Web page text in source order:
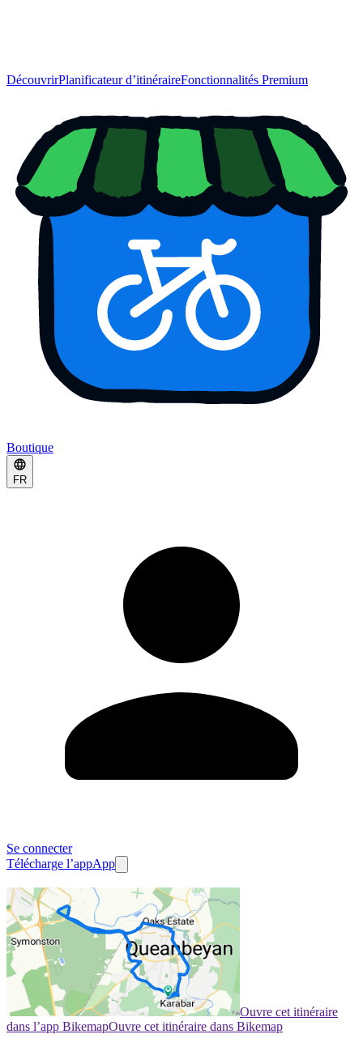
DécouvrirPlanificateur d’itinéraireFonctionnalités Premium
Boutique
FR
Se connecter
Télécharge l’appApp
Ouvre cet itinéraire
dans l’app BikemapOuvre cet itinéraire dans Bikemap